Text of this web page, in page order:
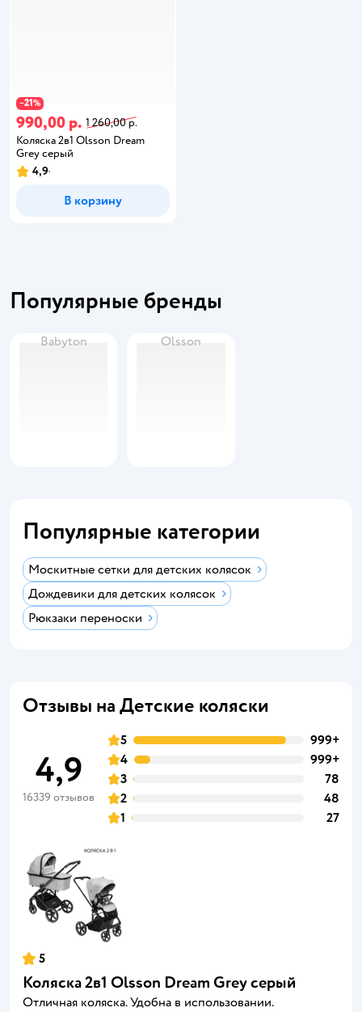
−21%
990,00 р. 1 260,00 р.
Коляска 2в1 Olsson Dream
Grey серый
4,9
В корзину
Популярные бренды
Babyton Olsson
Популярные категории
Москитные сетки для детских колясок
Дождевики для детских колясок
Рюкзаки переноски
Отзывы на Детские коляски
4,9
16339 отзывов
5
999+
4
999+
3
78
2
48
1
27
5
Коляска 2в1 Olsson Dream Grey серый
Отличная коляска. Удобна в использовании.